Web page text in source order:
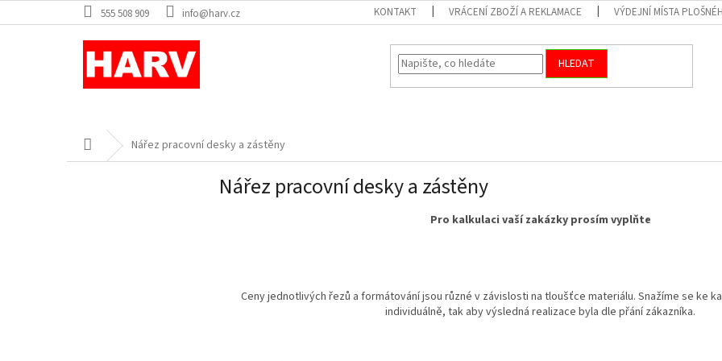
na
555 508 909 info@harv.cz KONTAKT VRÁCENÍ ZBOŽÍ A REKLAMACE VÝDEJNÍ MÍSTA
HLEDAT
Domů Nářez pracovní desky a zástěny
Nářez pracovní desky a zástěny
Pro kalkulaci vaší zakázky prosím vyplňte
Ceny jednotlivých řezů a formátování jsou různé v závislosti na tloušťce materiálu. Snažíme se ke
individuálně, tak aby výsledná realizace byla dle přání zákazníka.